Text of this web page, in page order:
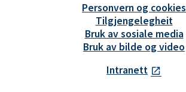
Personvern og cookies
Tilgjengelegheit
Bruk av sosiale media
Bruk av bilde og video
Intranett